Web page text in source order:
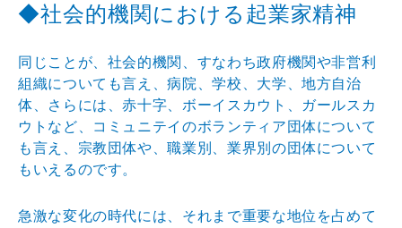
◆社会的機関における起業家精神
同じことが、社会的機関、すなわち政府機関や非営利
組織についても言え、病院、学校、大学、地方自治
体、さらには、赤十字、ボーイスカウト、ガールスカ
ウトなど、コミュニテイのボランティア団体について
も言え、宗教団体や、職業別、業界別の団体について
もいえるのです。
急激な変化の時代には、それまで重要な地位を占めて